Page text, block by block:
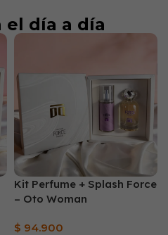
el día a día
Kit Perfume + Splash Force
– Oto Woman
$ 94.900